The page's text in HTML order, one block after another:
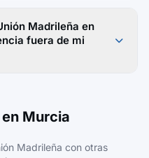
Madrileña en
fuera de mi
Murcia
Madrileña con otras